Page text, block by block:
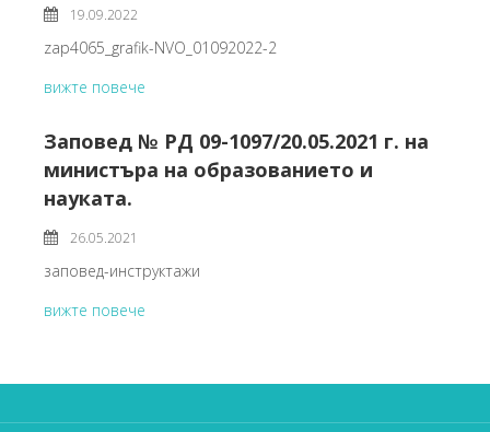
19.09.2022
zap4065_grafik-NVO_01092022-2
вижте повече
Заповед № РД 09-1097/20.05.2021 г. на
министъра на образованието и
науката.
26.05.2021
заповед-инструктажи
вижте повече